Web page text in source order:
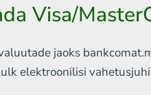
Visa/
jaoks
elektroonilisi